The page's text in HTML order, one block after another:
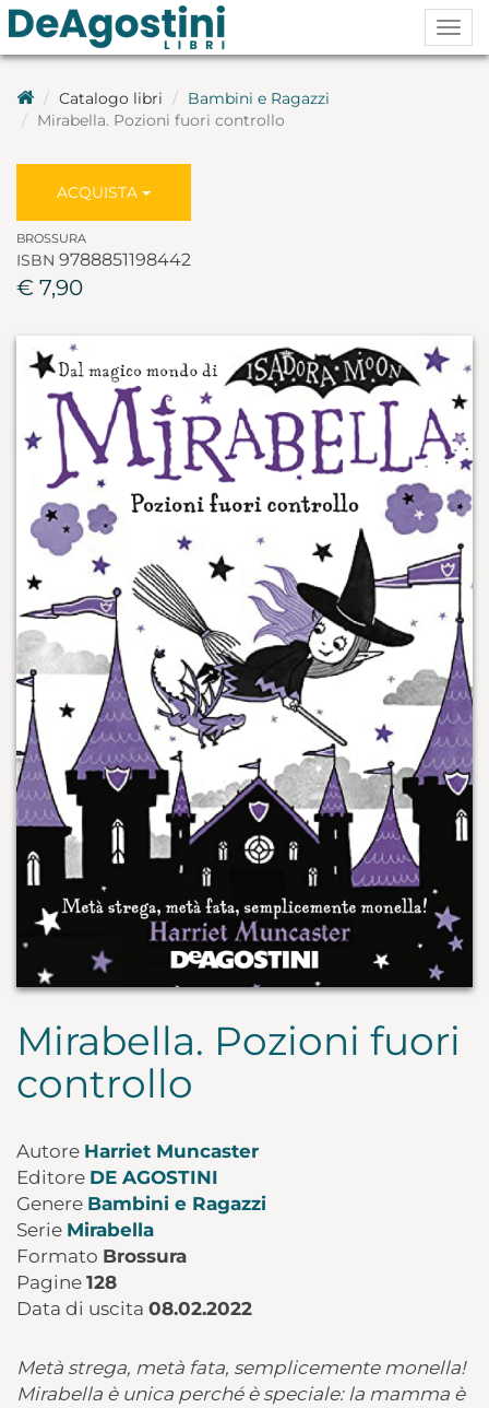
Catalogo libri
Bambini e Ragazzi
Mirabella. Pozioni fuori controllo
ACQUISTA
BROSSURA
ISBN 9788851198442
€ 7,90
Mirabella. Pozioni fuori
controllo
Autore Harriet Muncaster
Editore DE AGOSTINI
Genere Bambini e Ragazzi
Serie Mirabella
Formato Brossura
Pagine 128
Data di uscita 08.02.2022
Metà strega, metà fata, semplicemente monella!
Mirabella è unica perché è speciale: la mamma è